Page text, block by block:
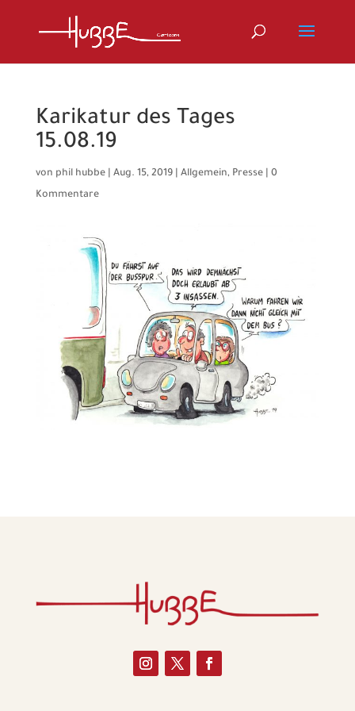
Karikatur des Tages
15.08.19
von phil hubbe| Aug. 15, 2019| Allgemein, Presse| 0
Kommentare